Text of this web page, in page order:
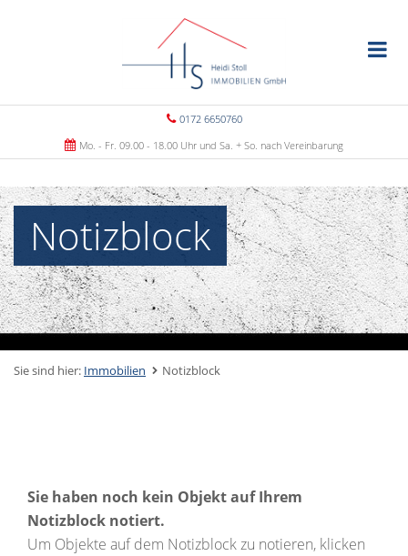
0172 6650760
Mo. - Fr. 09.00 - 18.00 Uhr und Sa. + So. nach Vereinbarung
Notizblock
Sie sind hier: Immobilien Notizblock
Sie haben noch kein Objekt auf Ihrem
Notizblock notiert.
Um Objekte auf dem Notizblock zu notieren, klicken